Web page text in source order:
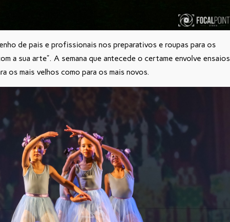
de pais e profissionais nos preparativos e roupas para os
a sua arte”. A semana que antecede o certame envolve ensaios
os mais velhos como para os mais novos.